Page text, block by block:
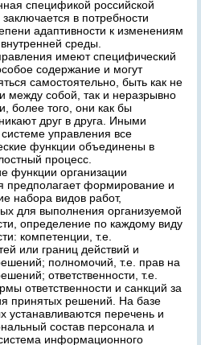
спецификой российской
в потребности
адаптивности к изменениям
среды.
имеют специфический
содержание и могут
самостоятельно, быть как не
между собой, так и неразрывно
более того, они как бы
друг в друга. Иными
управления все
функции объединены в
процесс.
функции организации
предполагает формирование и
набора видов работ,
для выполнения организуемой
определение по каждому виду
компетенции, т.е.
или границ действий и
полномочий, т.е. прав на
ответственности, т.е.
ответственности и санкций за
принятых решений. На базе
устанавливаются перечень и
состав персонала и
информационного